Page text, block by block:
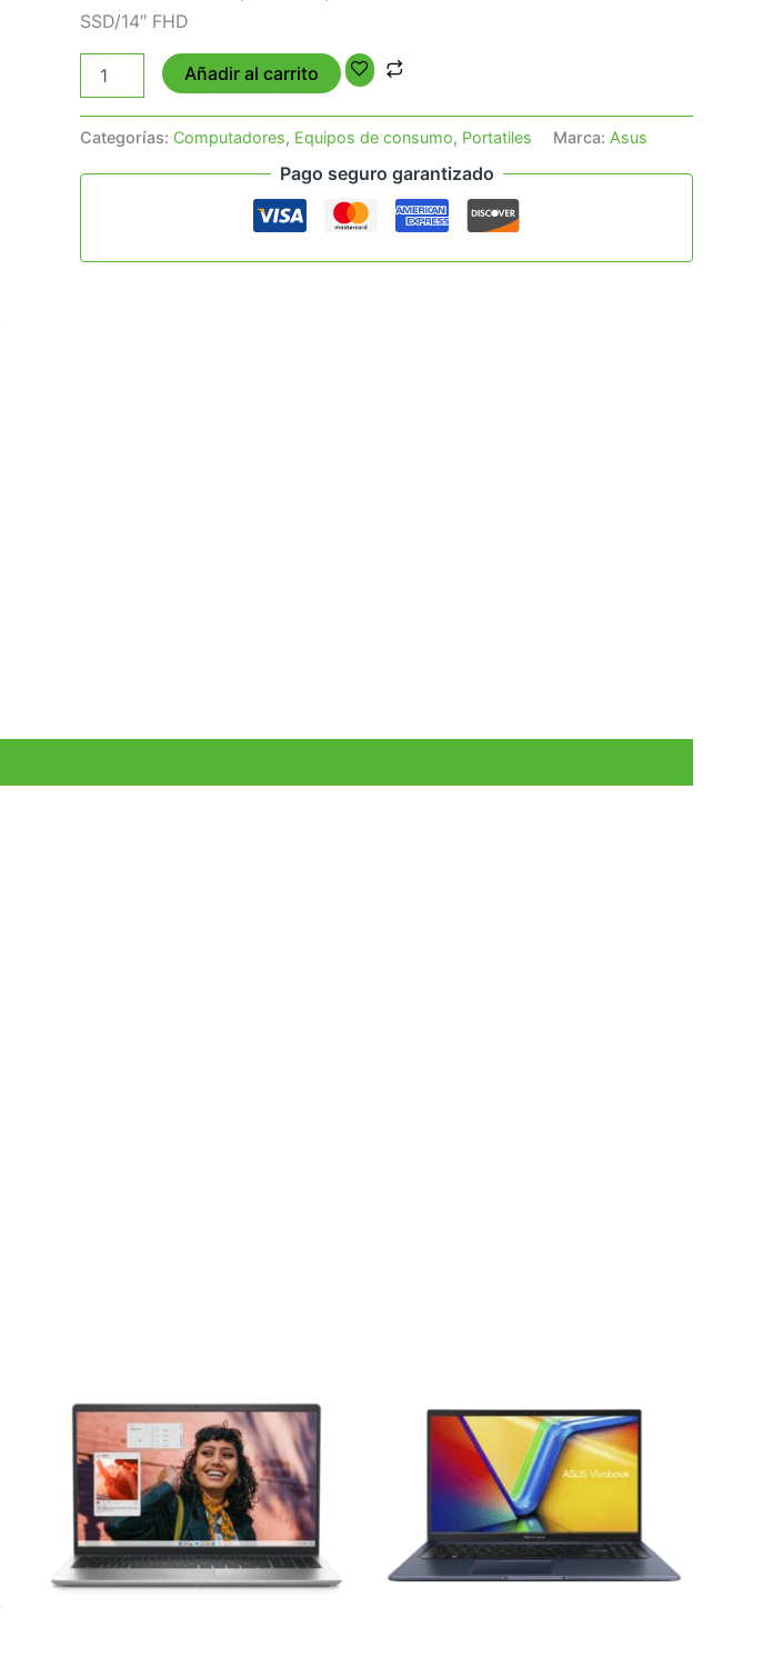
SSD/14″ FHD
Añadir al carrito
Categorías: Computadores, Equipos de consumo, Portatiles Marca: Asus
Pago seguro garantizado